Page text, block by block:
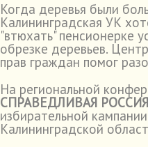
Когда деревья были
Калининградская УК
"втюхать" пенсионерке
обрезке деревьев.
прав граждан помог
На региональной
СПРАВЕДЛИВАЯ РОССИЯ
избирательной
Калининградской